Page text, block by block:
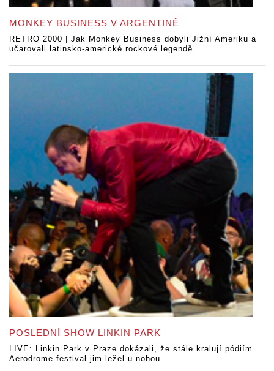
MONKEY BUSINESS V ARGENTINĚ
RETRO 2000 | Jak Monkey Business dobyli Jižní Ameriku a
učarovali latinsko-americké rockové legendě
POSLEDNÍ SHOW LINKIN PARK
LIVE: Linkin Park v Praze dokázali, že stále kralují pódiím.
Aerodrome festival jim ležel u nohou